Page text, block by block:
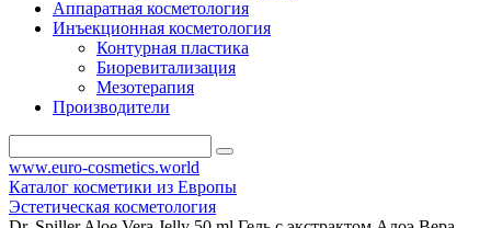
Аппаратная косметология
Инъекционная косметология
Контурная пластика
Биоревитализация
Мезотерапия
Производители
www.euro-cosmetics.world
Каталог косметики из Европы
Эстетическая косметология